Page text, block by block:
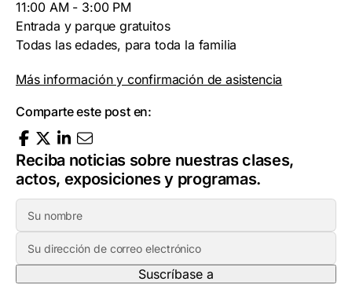
11:00 AM - 3:00 PM
Entrada y parque gratuitos
Todas las edades, para toda la familia
Más información y confirmación de asistencia
Comparte este post en:
Reciba noticias sobre nuestras clases,
actos, exposiciones y programas.
o
b
i
r